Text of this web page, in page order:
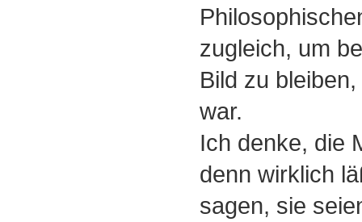
zugleich, um
Bild zu
war.
Ich denke, die
denn wirklich
sagen, sie